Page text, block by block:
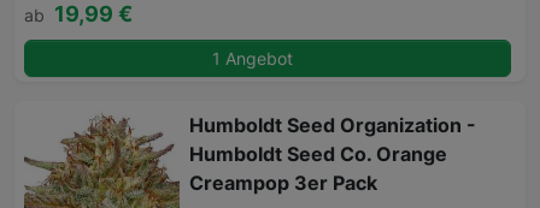
ab 19,99 €
1 Angebot
Humboldt Seed Organization -
Humboldt Seed Co. Orange
Creampop 3er Pack